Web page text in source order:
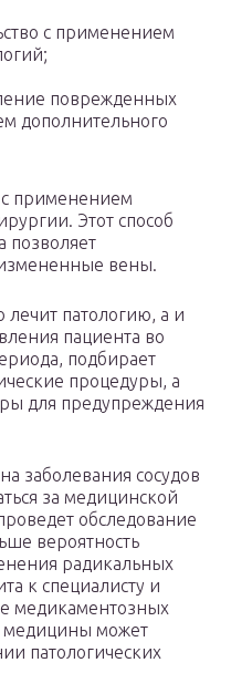
с применением
поврежденных
дополнительного
применением
Этот способ
позволяет
измененные вены.
лечит патологию, а и
пациента во
подбирает
процедуры, а
для предупреждения
заболевания сосудов
за медицинской
обследование
вероятность
радикальных
к специалисту и
медикаментозных
медицины может
патологических